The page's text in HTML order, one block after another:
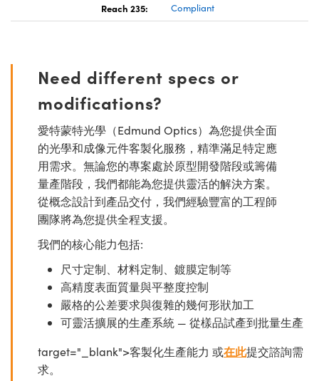
Reach 235: Compliant
Need different specs or
modifications?
愛特蒙特光學（Edmund Optics）為您提供全面
的光學和成像元件客製化服務，精準滿足特定應
用需求。無論您的專案處於原型開發階段或籌備
量產階段，我們都能為您提供靈活的解決方案。
從概念設計到產品交付，我們經驗豐富的工程師
團隊將為您提供全程支援。
我們的核心能力包括:
尺寸定制、材料定制、鍍膜定制等
高精度表面質量與平整度控制
嚴格的公差要求與復雜的幾何形狀加工
可靈活擴展的生產系統 — 從樣品試產到批量生產
target="_blank">客製化生產能力 或在此提交諮詢需
求。